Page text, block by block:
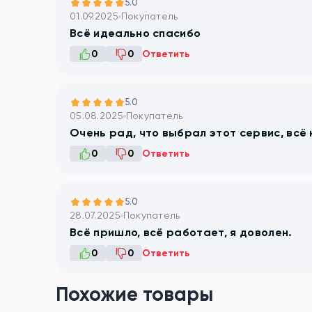
5.0
01.09.2025 Покупатель
Всё идеально спасибо
0 0 Ответить
5.0
05.08.2025 Покупатель
Очень рад, что выбрал этот сервис, всё
0 0 Ответить
5.0
28.07.2025 Покупатель
Всё пришло, всё работает, я доволен.
0 0 Ответить
Похожие товары